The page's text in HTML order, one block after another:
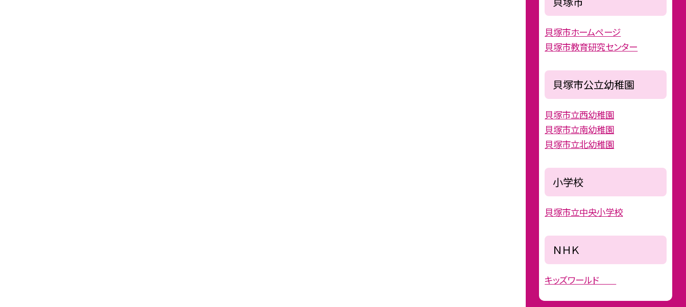
貝塚市ホームページ
貝塚市教育研究センター
貝塚市公立幼稚園
貝塚市立西幼稚園
貝塚市立南幼稚園
貝塚市立北幼稚園
小学校
貝塚市立中央小学校
ＮＨＫ
キッズワールド